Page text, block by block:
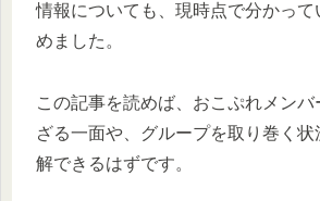
情報についても、現時点で分かって
めました。
この記事を読めば、おこぷれメン
ざる一面や、グループを取り巻く
解できるはずです。